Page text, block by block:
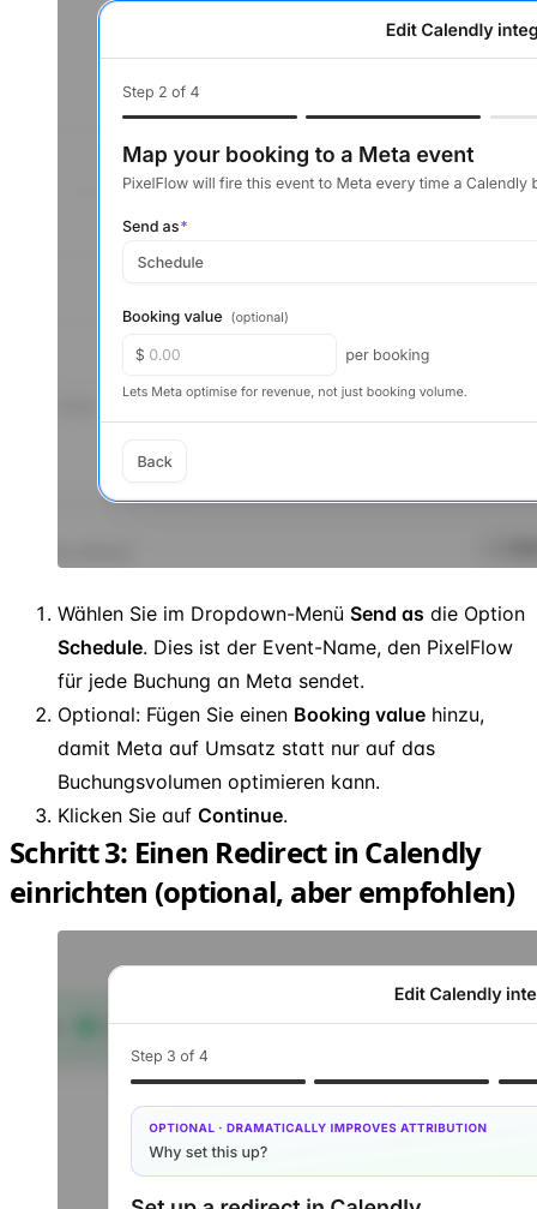
Wählen Sie im Dropdown-Menü Send as die Option
Schedule. Dies ist der Event-Name, den PixelFlow
für jede Buchung an Meta sendet.
Optional: Fügen Sie einen Booking value hinzu,
damit Meta auf Umsatz statt nur auf das
Buchungsvolumen optimieren kann.
Klicken Sie auf Continue.
Schritt 3: Einen Redirect in Calendly
einrichten (optional, aber empfohlen)